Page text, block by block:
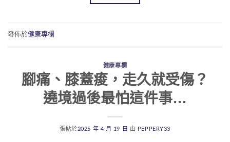
發佈於健康專欄
健康專欄
腳痛、膝蓋痠，走久就受傷？
遶境過後最怕這件事…
張貼於2025 年 4 月 19 日 由 PEPPERY33